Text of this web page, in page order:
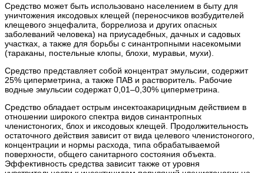
Средство может быть использовано населением в быту для
уничтожения иксодовых клещей (переносчиков возбудителей
клещевого энцефалита, боррелиоза и других опасных
заболеваний человека) на приусадебных, дачных и садовых
участках, а также для борьбы с синантропными насекомыми
(тараканы, постельные клопы, блохи, муравьи, мухи).
Средство представляет собой концентрат эмульсии, содержит
25% циперметрина, а также ПАВ и растворитель. Рабочие
водные эмульсии содержат 0,01–0,30% циперметрина.
Средство обладает острым инсектоакарицидным действием в
отношении широкого спектра видов синантропных
членистоногих, блох и иксодовых клещей. Продолжительность
остаточного действия зависит от вида целевого членистоногого,
концентрации и нормы расхода, типа обрабатываемой
поверхности, общего санитарного состояния объекта.
Эффективность средства зависит также от уровня